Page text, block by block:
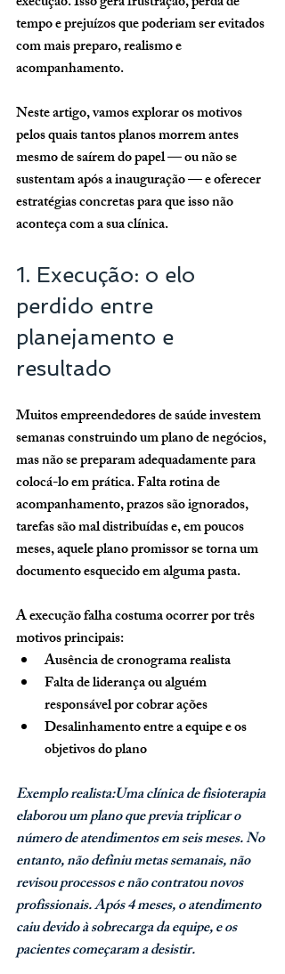
tempo e prejuízos que poderiam ser evitados
com mais preparo, realismo e
acompanhamento.
Neste artigo, vamos explorar os motivos
pelos quais tantos planos morrem antes
mesmo de saírem do papel — ou não se
sustentam após a inauguração — e oferecer
estratégias concretas para que isso não
aconteça com a sua clínica.
1. Execução: o elo
perdido entre
planejamento e
resultado
Muitos empreendedores de saúde investem
semanas construindo um plano de negócios,
mas não se preparam adequadamente para
colocá-lo em prática. Falta rotina de
acompanhamento, prazos são ignorados,
tarefas são mal distribuídas e, em poucos
meses, aquele plano promissor se torna um
documento esquecido em alguma pasta.
A execução falha costuma ocorrer por três
motivos principais:
Ausência de cronograma realista
Falta de liderança ou alguém
responsável por cobrar ações
Desalinhamento entre a equipe e os
objetivos do plano
Exemplo realista:Uma clínica de fisioterapia
elaborou um plano que previa triplicar o
número de atendimentos em seis meses. No
entanto, não definiu metas semanais, não
revisou processos e não contratou novos
profissionais. Após 4 meses, o atendimento
caiu devido à sobrecarga da equipe, e os
pacientes começaram a desistir.